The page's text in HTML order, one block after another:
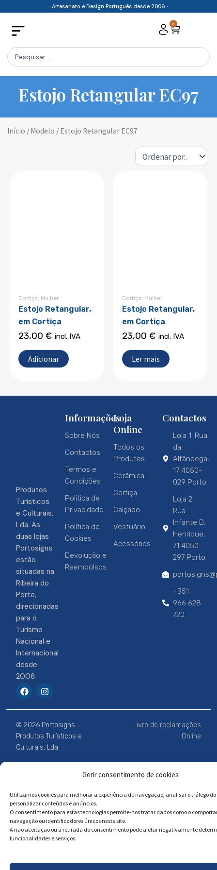
Gerir consentimento de cookies
Utilizamos cookies para melhorar a experiência de navegação, analisar o tráfego do
personalizar conteúdos e anúncios.
O consentimento para estas tecnologias permite-nos tratar dados como o
navegação ou identificadores únicos neste site.
A não aceitação ou a retirada do consentimento pode afetar negativamente
funcionalidades e serviços.
content
· Artesanato e Design Português desde 2006 ·
0
Cart
Search
...
Estojo Retangular EC97
Início / Modelo / Estojo Retangular EC97
Cortiça, Mulher
Estojo Retangular,
em Cortiça
23,00 € incl. IVA
Adicionar
Cortiça, Mulher
Estojo Retangular,
em Cortiça
23,00 € incl. IVA
Ler mais
Produtos
Turísticos
e Culturais,
Lda. As
duas lojas
Portosigns
estão
situadas na
Ribeira do
Porto,
direcionadas
para o
Turismo
Nacional e
Internacional
desde
2006.
F
a
e
b
o
o
k
I
n
t
a
g
r
a
m
Informações
Sobre Nós
Contactos
Termos e
Condições
Política de
Privacidade
Política de
Cookies
Devolução e
Reembolsos
Loja
Online
Todos os
Produtos
Cerâmica
Cortiça
Calçado
Vestuário
Acessórios
Contactos
Loja 1: Rua
da
Alfândega,
17 4050-
029 Porto
Loja 2:
Rua
Infante D.
Henrique,
71 4050-
297 Porto
+351
966 628
720
© 2026 Portosigns –
Produtos Turísticos e
Culturais, Lda
Livro de reclamações
Online